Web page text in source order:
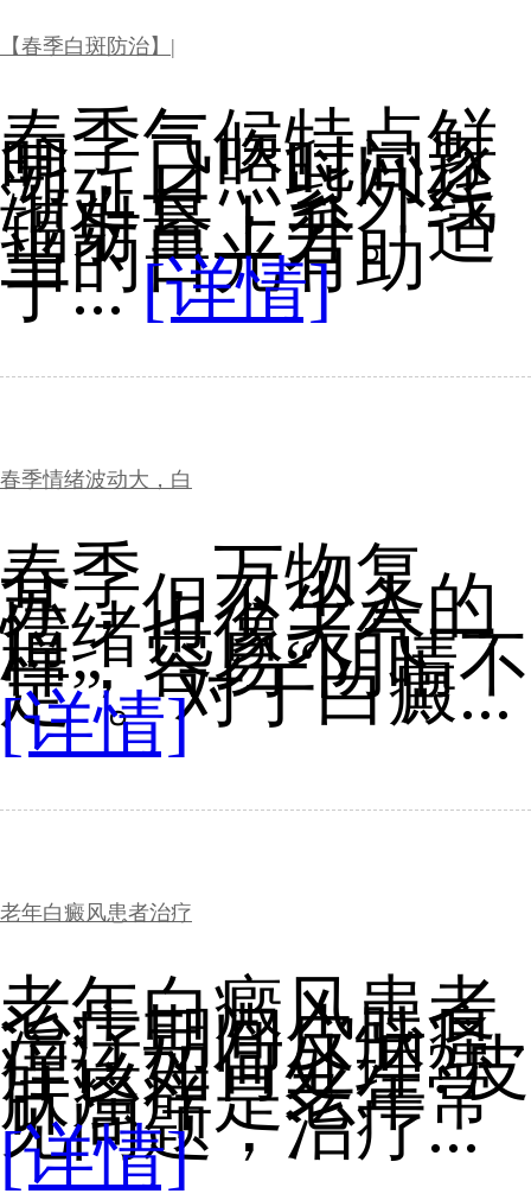
【春季白斑防治】|
春季气候特点鲜
明，日照时间逐
渐延长，紫外线
辐射量上升。适
当的日光有助
于...[详情]
春季情绪波动大，白
春季，万物复
苏，但不少人的
情绪也像天气一
样，容易“阴晴不
定”。对于白癜...
[详情]
老年白癜风患者治疗
老年白癜风患者
治疗期间皮肤瘙
痒该如何处理?皮
肤瘙痒是老年常
见问题，治疗...
[详情]